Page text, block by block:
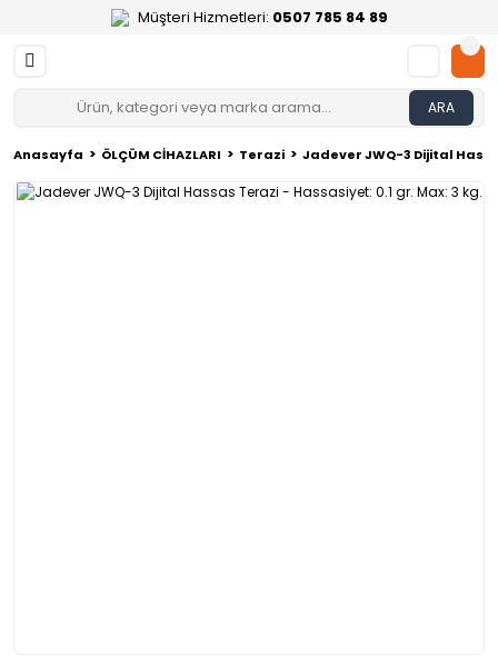
Müşteri Hizmetleri: 0507 785 84 89
ARA
Anasayfa ÖLÇÜM CİHAZLARI Terazi Jadever JWQ-3 Dijital